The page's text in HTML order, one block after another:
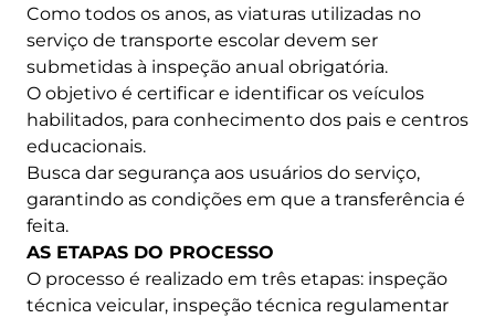
Como todos os anos, as viaturas utilizadas no
serviço de transporte escolar devem ser
submetidas à inspeção anual obrigatória.
O objetivo é certificar e identificar os veículos
habilitados, para conhecimento dos pais e centros
educacionais.
Busca dar segurança aos usuários do serviço,
garantindo as condições em que a transferência é
feita.
AS ETAPAS DO PROCESSO
O processo é realizado em três etapas: inspeção
técnica veicular, inspeção técnica regulamentar